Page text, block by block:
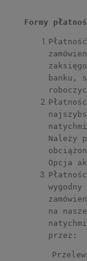
Formy
banku,
Należy
Opcja
na
przez: